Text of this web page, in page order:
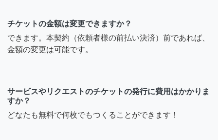
チケットの金額は変更できますか？
できます。本契約（依頼者様の前払い決済）前であれば、
金額の変更は可能です。
サービスやリクエストのチケットの発行に費用はかかりま
すか？
どなたも無料で何枚でもつくることができます！